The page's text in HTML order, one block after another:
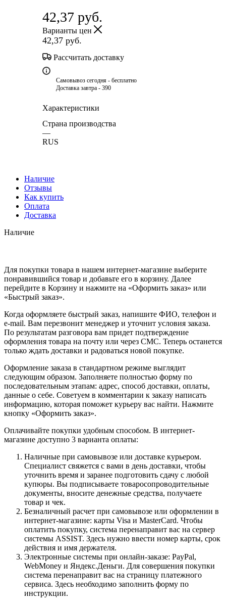
42,37 руб.
Варианты цен
42,37 руб.
Рассчитать доставку
Самовывоз сегодня - бесплатно
Доставка завтра - 390
Характеристики
Страна производства
—
RUS
Наличие
Отзывы
Как купить
Оплата
Доставка
Наличие
Для покупки товара в нашем интернет-магазине выберите
понравившийся товар и добавьте его в корзину. Далее
перейдите в Корзину и нажмите на «Оформить заказ» или
«Быстрый заказ».
Когда оформляете быстрый заказ, напишите ФИО, телефон и
e-mail. Вам перезвонит менеджер и уточнит условия заказа.
По результатам разговора вам придет подтверждение
оформления товара на почту или через СМС. Теперь останется
только ждать доставки и радоваться новой покупке.
Оформление заказа в стандартном режиме выглядит
следующим образом. Заполняете полностью форму по
последовательным этапам: адрес, способ доставки, оплаты,
данные о себе. Советуем в комментарии к заказу написать
информацию, которая поможет курьеру вас найти. Нажмите
кнопку «Оформить заказ».
Оплачивайте покупки удобным способом. В интернет-
магазине доступно 3 варианта оплаты:
Наличные при самовывозе или доставке курьером.
Специалист свяжется с вами в день доставки, чтобы
уточнить время и заранее подготовить сдачу с любой
купюры. Вы подписываете товаросопроводительные
документы, вносите денежные средства, получаете
товар и чек.
Безналичный расчет при самовывозе или оформлении в
интернет-магазине: карты Visa и MasterCard. Чтобы
оплатить покупку, система перенаправит вас на сервер
системы ASSIST. Здесь нужно ввести номер карты, срок
действия и имя держателя.
Электронные системы при онлайн-заказе: PayPal,
WebMoney и Яндекс.Деньги. Для совершения покупки
система перенаправит вас на страницу платежного
сервиса. Здесь необходимо заполнить форму по
инструкции.